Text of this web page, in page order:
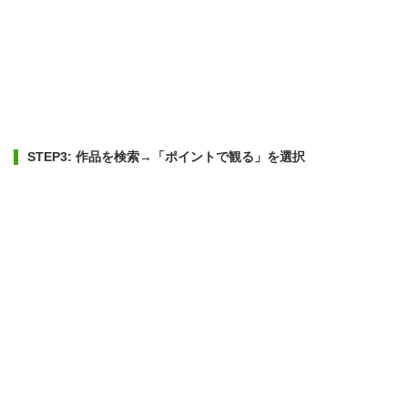
STEP3: 作品を検索→「ポイントで観る」を選択